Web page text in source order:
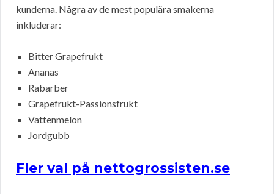
kunderna. Några av de mest populära smakerna
inkluderar:
Bitter Grapefrukt
Ananas
Rabarber
Grapefrukt-Passionsfrukt
Vattenmelon
Jordgubb
Fler val på nettogrossisten.se